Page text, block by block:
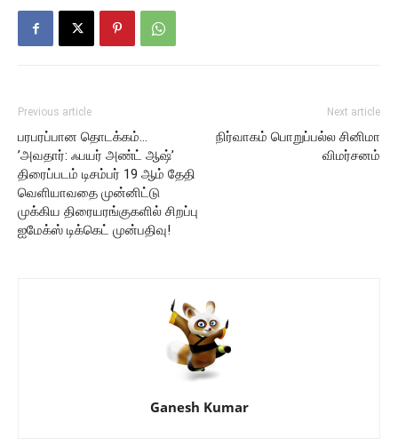
Previous article
பரபரப்பான தொடக்கம்…
’அவதார்: ஃபயர் அண்ட் ஆஷ்’
திரைப்படம் டிசம்பர் 19 ஆம் தேதி
வெளியாவதை முன்னிட்டு
முக்கிய திரையரங்குகளில் சிறப்பு
ஐமேக்ஸ் டிக்கெட் முன்பதிவு!
Next article
நிர்வாகம் பொறுப்பல்ல சினிமா
விமர்சனம்
Ganesh Kumar